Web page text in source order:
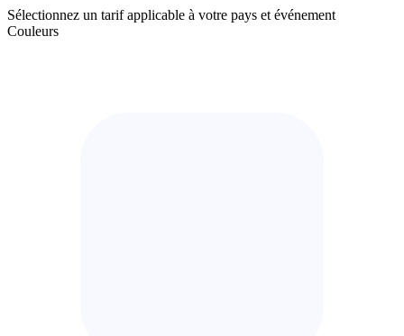
Sélectionnez un tarif applicable à votre pays et événement
Couleurs